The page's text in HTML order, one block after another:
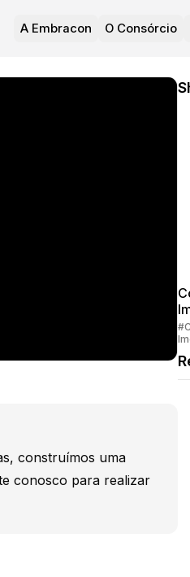
A Embracon O Consórcio
construímos uma
conosco para realizar